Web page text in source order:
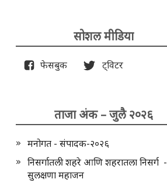
सोशल मीडिया
फेसबुक ट्विटर
ताजा अंक – जुलै २०२६
मनोगत - संपादक-२०२६
निसर्गातली शहरे आणि शहरातला निसर्ग -
सुलक्षणा महाजन